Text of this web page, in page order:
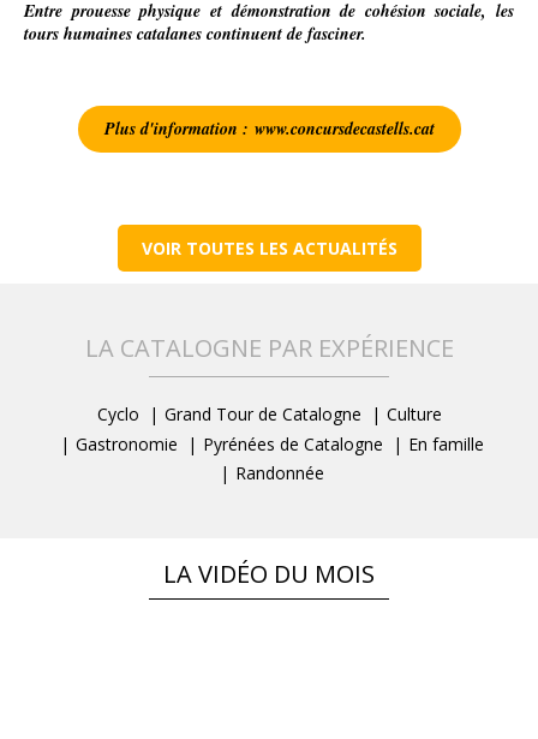
Entre prouesse physique et démonstration de cohésion sociale, les
tours humaines catalanes continuent de fasciner.
Plus d'information : www.concursdecastells.cat
VOIR TOUTES LES ACTUALITÉS
LA CATALOGNE PAR EXPÉRIENCE
Cyclo Grand Tour de Catalogne
Culture
Gastronomie
Pyrénées de Catalogne
En famille
Randonnée
LA VIDÉO DU MOIS